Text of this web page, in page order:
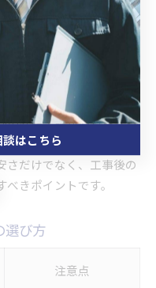
ト
ス
無
の建設業許可や資格保有
ましょう。口コミや実際
さだけでなく、工事後の
きポイントです。
選び方
注意点
はこちら
はこちら